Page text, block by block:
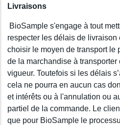
Livraisons
BioSample s'engage à tout
respecter les délais de livraison
choisir le moyen de transport le
de la marchandise à
vigueur. Toutefois si les délais
cela ne pourra en aucun cas
et intérêts ou à l'annulation ou
partiel de la commande. Le
que pour BioSample le